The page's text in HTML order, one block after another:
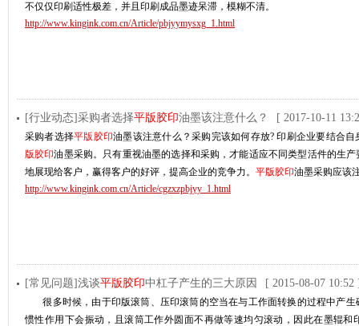
不仅仅印刷适性极差，并且印刷成品墨迹呆滞，模糊不清。
http://www.kingink.com.cn/Article/pbjyymysxg_1.html
[行业动态]采购者选择平版胶印油墨该注意什么？ [ 2017-10-11
采购者选择平版胶印油墨该注意什么？采购完该如何存放? 印刷企业要结合
版胶印油墨采购。只有重视油墨的选择和采购，才能适应不同类型活件的生
地展现给客户，赢得客户的好评，提高企业的竞争力。 平版胶印油墨采购应该
http://www.kingink.com.cn/Article/cgzxzpbjyy_1.html
[常见问题]浅谈平版胶印中杠子产生的三大原因 [ 2015-08-07 10:52
很多时候，由于印版滚筒、压印滚筒的空当在与工作面转换的过程中产生
惯性作用下会振动，且滚筒工作外圆面不再做等速均匀滚动，因此在墨辊和